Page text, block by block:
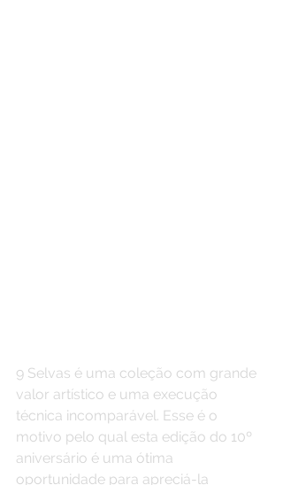
9 Selvas é uma coleção com grande
valor artístico e uma execução
técnica incomparável. Esse é o
motivo pelo qual esta edição do 10º
aniversário é uma ótima
oportunidade para apreciá-la